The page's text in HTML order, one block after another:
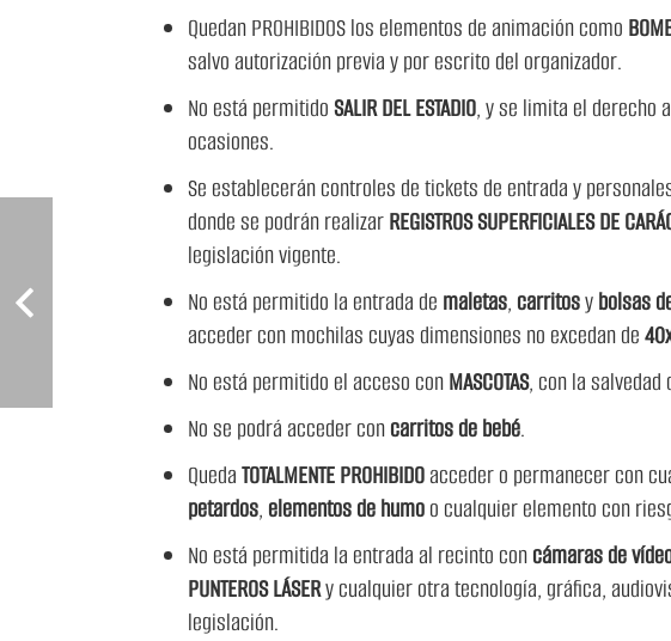
Quedan PROHIBIDOS los elementos de animación como
salvo autorización previa y por escrito del organizador.
No está permitidoSALIR DEL ESTADIO, y se limita el derecho
ocasiones.
Se establecerán controles de tickets de entrada y
donde se podrán realizarREGISTROS SUPERFICIALES DE
legislación vigente.
No está permitido la entrada de maletas, carritosybolsas
acceder con mochilas cuyas dimensiones no excedan de
No está permitido el acceso conMASCOTAS, con la salvedad
No se podrá acceder concarritos de bebé.
QuedaTOTALMENTE PROHIBIDOacceder o permanecer con
petardos, elementos de humoo cualquier elemento con
No está permitida la entrada al recinto concámaras de
PUNTEROS LÁSERy cualquier otra tecnología, gráfica,
legislación.